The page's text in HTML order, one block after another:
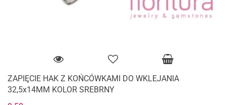
ZAPIĘCIE HAK Z KOŃCÓWKAMI DO WKLEJANIA
32,5x14MM KOLOR SREBRNY